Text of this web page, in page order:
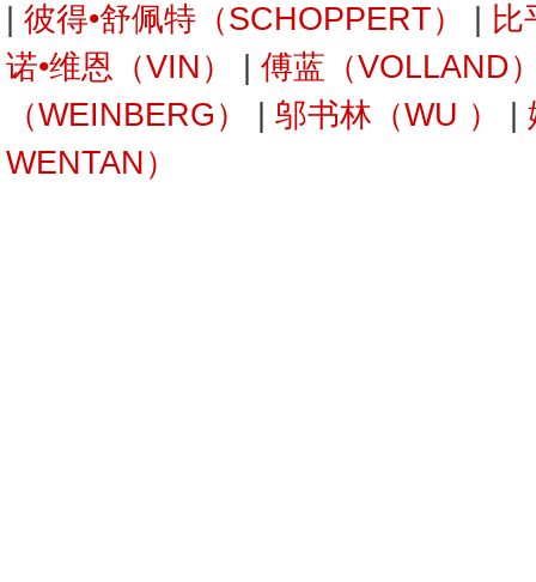
彼得•舒佩特（SCHOPPERT）
比
诺•维恩（VIN）
傅蓝（VOLLAND
（WEINBERG）
邬书林（WU ）
WENTAN）